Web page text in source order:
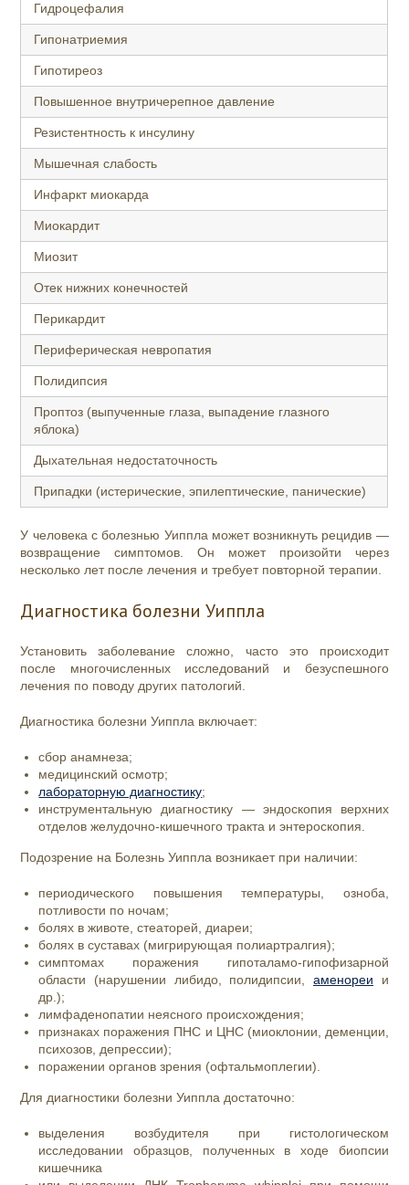
Гидроцефалия
Гипонатриемия
Гипотиреоз
Повышенное внутричерепное давление
Резистентность к инсулину
Мышечная слабость
Инфаркт миокарда
Миокардит
Миозит
Отек нижних конечностей
Перикардит
Периферическая невропатия
Полидипсия
Проптоз (выпученные глаза, выпадение глазного
яблока)
Дыхательная недостаточность
Припадки (истерические, эпилептические, панические)
У человека с болезнью Уиппла может возникнуть рецидив —
возвращение симптомов. Он может произойти через
несколько лет после лечения и требует повторной терапии.
Диагностика болезни Уиппла
Установить заболевание сложно, часто это происходит
после многочисленных исследований и безуспешного
лечения по поводу других патологий.
Диагностика болезни Уиппла включает:
сбор анамнеза;
медицинский осмотр;
лабораторную диагностику;
инструментальную диагностику — эндоскопия верхних
отделов желудочно-кишечного тракта и энтероскопия.
Подозрение на Болезнь Уиппла возникает при наличии:
периодического повышения температуры, озноба,
потливости по ночам;
болях в животе, стеаторей, диареи;
болях в суставах (мигрирующая полиартралгия);
симптомах поражения гипоталамо-гипофизарной
области (нарушении либидо, полидипсии, аменореи и
др.);
лимфаденопатии неясного происхождения;
признаках поражения ПНС и ЦНС (миоклонии, деменции,
психозов, депрессии);
поражении органов зрения (офтальмоплегии).
Для диагностики болезни Уиппла достаточно:
выделения возбудителя при гистологическом
исследовании образцов, полученных в ходе биопсии
кишечника